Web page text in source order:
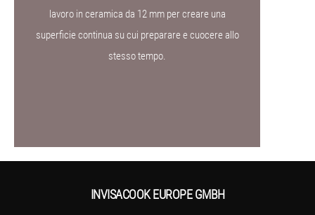
lavoro in ceramica da 12 mm per creare una
superficie continua su cui preparare e cuocere allo
stesso tempo.
INVISACOOK EUROPE GMBH